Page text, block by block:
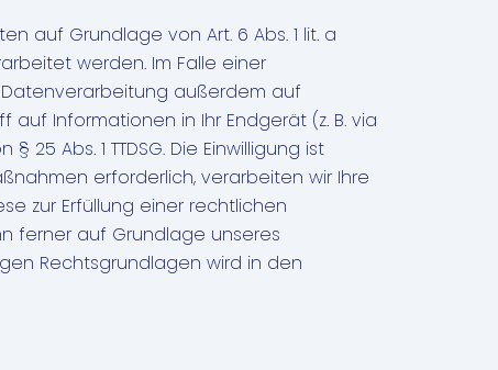
auf Grundlage von Art. 6 Abs. 1 lit. a
werden. Im Falle einer
außerdem auf
auf Informationen in Ihr Endgerät (z. B. via
Abs. 1 TTDSG. Die Einwilligung ist
erforderlich, verarbeiten wir Ihre
zur Erfüllung einer rechtlichen
ferner auf Grundlage unseres
Rechtsgrundlagen wird in den